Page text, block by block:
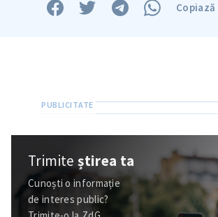
Copiază
Trimiteștirea ta
Cunoști o informație
de interes public?